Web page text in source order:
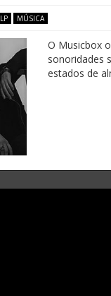
LP MÚSICA
O Musicbox
sonoridades
estados de